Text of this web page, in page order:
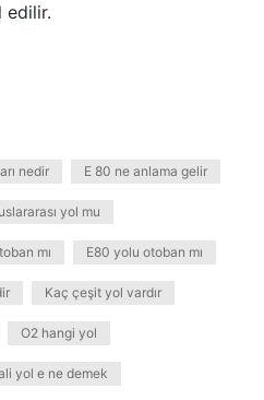
edilir.
nedir E 80 ne anlama gelir
yol mu
mı E80 yolu otoban mı
Kaç çeşit yol vardır
O2 hangi yol
yol e ne demek